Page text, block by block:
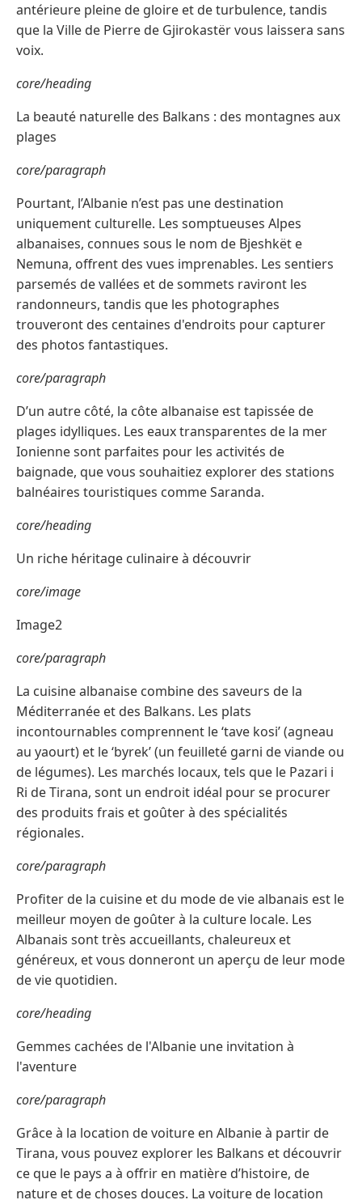
antérieure pleine de gloire et de turbulence, tandis
que la Ville de Pierre de Gjirokastër vous laissera sans
voix.
core/heading
La beauté naturelle des Balkans : des montagnes aux
plages
core/paragraph
Pourtant, l’Albanie n’est pas une destination
uniquement culturelle. Les somptueuses Alpes
albanaises, connues sous le nom de Bjeshkët e
Nemuna, offrent des vues imprenables. Les sentiers
parsemés de vallées et de sommets raviront les
randonneurs, tandis que les photographes
trouveront des centaines d'endroits pour capturer
des photos fantastiques.
core/paragraph
D’un autre côté, la côte albanaise est tapissée de
plages idylliques. Les eaux transparentes de la mer
Ionienne sont parfaites pour les activités de
baignade, que vous souhaitiez explorer des stations
balnéaires touristiques comme Saranda.
core/heading
Un riche héritage culinaire à découvrir
core/image
Image2
core/paragraph
La cuisine albanaise combine des saveurs de la
Méditerranée et des Balkans. Les plats
incontournables comprennent le ‘tave kosi’ (agneau
au yaourt) et le ‘byrek’ (un feuilleté garni de viande ou
de légumes). Les marchés locaux, tels que le Pazari i
Ri de Tirana, sont un endroit idéal pour se procurer
des produits frais et goûter à des spécialités
régionales.
core/paragraph
Profiter de la cuisine et du mode de vie albanais est le
meilleur moyen de goûter à la culture locale. Les
Albanais sont très accueillants, chaleureux et
généreux, et vous donneront un aperçu de leur mode
de vie quotidien.
core/heading
Gemmes cachées de l'Albanie une invitation à
l'aventure
core/paragraph
Grâce à la location de voiture en Albanie à partir de
Tirana, vous pouvez explorer les Balkans et découvrir
ce que le pays a à offrir en matière d’histoire, de
nature et de choses douces. La voiture de location